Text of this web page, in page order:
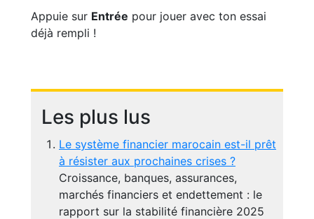
Appuie sur Entrée pour jouer avec ton essai
déjà rempli !
Les plus lus
Le système financier marocain est-il prêt
à résister aux prochaines crises ?
Croissance, banques, assurances,
marchés financiers et endettement : le
rapport sur la stabilité financière 2025